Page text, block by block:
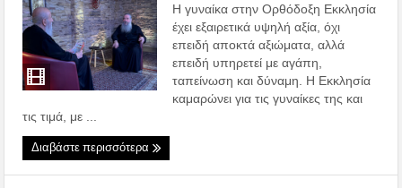
Η γυναίκα στην Ορθόδοξη Εκκλησία
έχει εξαιρετικά υψηλή αξία, όχι
επειδή αποκτά αξιώματα, αλλά
επειδή υπηρετεί με αγάπη,
ταπείνωση και δύναμη. Η Εκκλησία
καμαρώνει για τις γυναίκες της και
τις τιμά, με ...
Διαβάστε περισσότερα